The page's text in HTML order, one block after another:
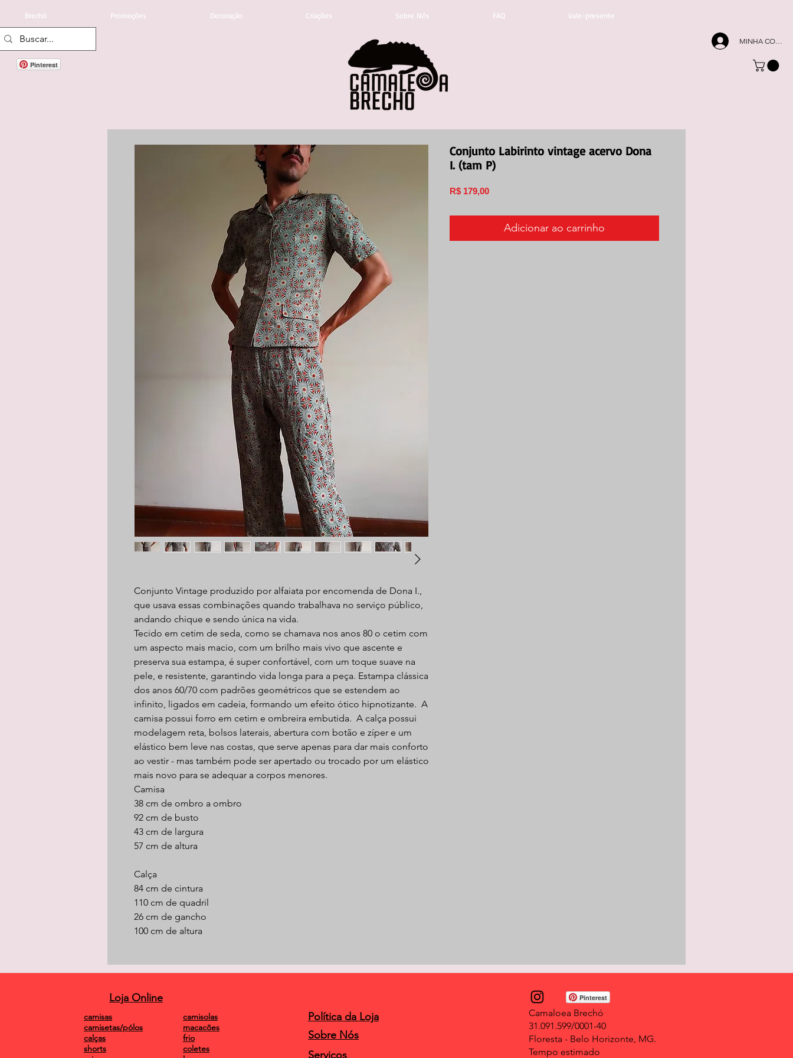
Brechó Promoções Decoração Criações Sobre Nós FAQ Vale-presente
MINHA CONTA
Pinterest
Conjunto Vintage produzido por alfaiata por encomenda de Dona I.,
que usava essas combinações quando trabalhava no serviço público,
andando chique e sendo única na vida.
Tecido em cetim de seda, como se chamava nos anos 80 o cetim com
um aspecto mais macio, com um brilho mais vivo que ascente e
preserva sua estampa, é super confortável, com um toque suave na
pele, e resistente, garantindo vida longa para a peça. Estampa clássica
dos anos 60/70 com padrões geométricos que se estendem ao
infinito, ligados em cadeia, formando um efeito ótico hipnotizante. A
camisa possui forro em cetim e ombreira embutida. A calça possui
modelagem reta, bolsos laterais, abertura com botão e zíper e um
elástico bem leve nas costas, que serve apenas para dar mais conforto
ao vestir - mas também pode ser apertado ou trocado por um elástico
mais novo para se adequar a corpos menores.
Camisa
38 cm de ombro a ombro
92 cm de busto
43 cm de largura
57 cm de altura
Calça
84 cm de cintura
110 cm de quadril
26 cm de gancho
100 cm de altura
Conjunto Labirinto vintage acervo Dona
I. (tam P)
R$ 179,00Preço
Adicionar ao carrinho
Loja Online
camisolas
macacões
frio
coletes
camisas
camisetas/pólos
calças
shorts
Política da Loja
Sobre Nós
Serviços
Camaloea Brechó
31.091.599/0001-40
Floresta - Belo Horizonte, MG.
Tempo estimado
Pinterest